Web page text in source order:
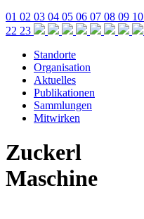
01 02 03 04 05 06 07 08 09 10
22 23
Standorte
Organisation
Aktuelles
Publikationen
Sammlungen
Mitwirken
Zuckerl
Maschine